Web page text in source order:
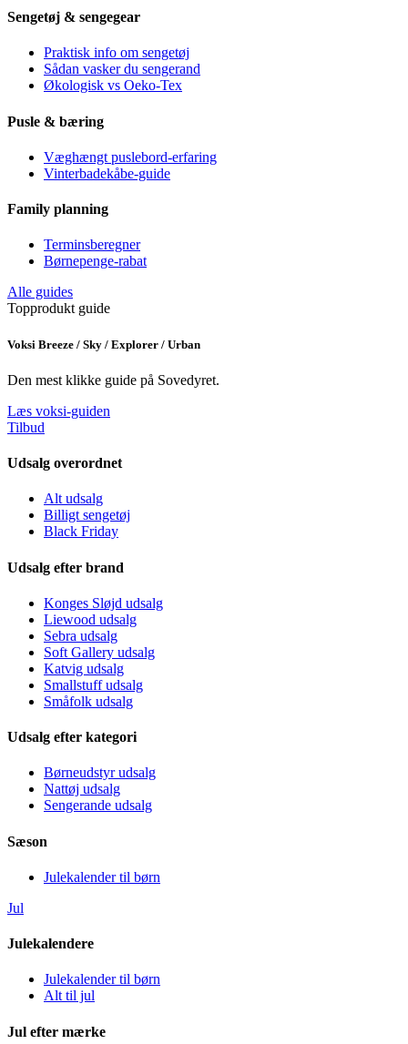
Sengetøj & sengegear
Praktisk info om sengetøj
Sådan vasker du sengerand
Økologisk vs Oeko-Tex
Pusle & bæring
Væghængt puslebord-erfaring
Vinterbadekåbe-guide
Family planning
Terminsberegner
Børnepenge-rabat
Alle guides
Topprodukt guide
Voksi Breeze / Sky / Explorer / Urban
Den mest klikke guide på Sovedyret.
Læs voksi-guiden
Tilbud
Udsalg overordnet
Alt udsalg
Billigt sengetøj
Black Friday
Udsalg efter brand
Konges Sløjd udsalg
Liewood udsalg
Sebra udsalg
Soft Gallery udsalg
Katvig udsalg
Smallstuff udsalg
Småfolk udsalg
Udsalg efter kategori
Børneudstyr udsalg
Nattøj udsalg
Sengerande udsalg
Sæson
Julekalender til børn
Jul
Julekalendere
Julekalender til børn
Alt til jul
Jul efter mærke